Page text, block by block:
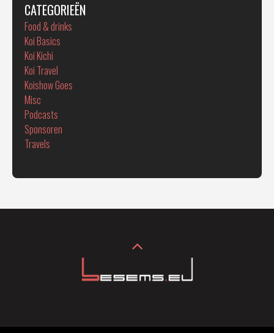
CATEGORIEËN
Food & drinks
Koi Basics
Koi Kichi
Koi Travel
Koishow Goes
Misc
Podcasts
Sponsoren
Travels